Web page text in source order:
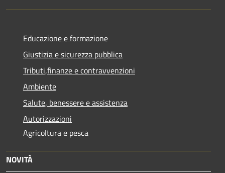
Educazione e formazione
Giustizia e sicurezza pubblica
Tributi,finanze e contravvenzioni
Ambiente
Salute, benessere e assistenza
Autorizzazioni
Agricoltura e pesca
NOVITÀ